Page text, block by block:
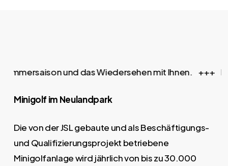
und das Wiedersehen mit Ihnen.…+++…Die
Minigolf im Neulandpark
Die von der JSL gebaute und als Beschäftigungs-
und Qualifizierungsprojekt betriebene
Minigolfanlage wird jährlich von bis zu 30.000